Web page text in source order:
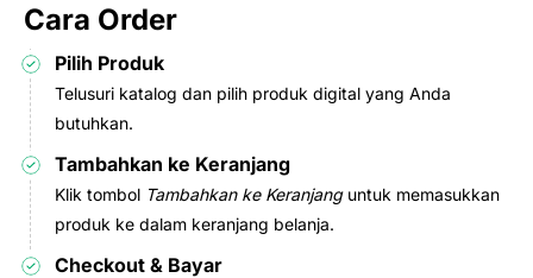
Cara Order
Pilih Produk
Telusuri katalog dan pilih produk digital yang Anda
butuhkan.
Tambahkan ke Keranjang
Klik tombol Tambahkan ke Keranjanguntuk memasukkan
produk ke dalam keranjang belanja.
Checkout & Bayar